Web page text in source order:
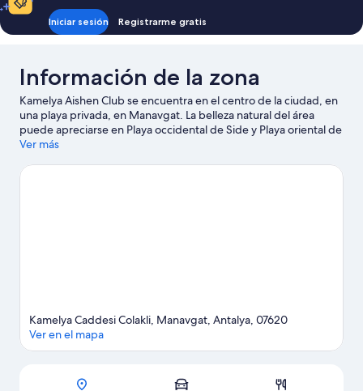
Iniciar sesión Registrarme gratis
Información de la zona
Kamelya Aishen Club se encuentra en el centro de la ciudad, en
una playa privada, en Manavgat. La belleza natural del área
puede apreciarse en Playa occidental de Side y Playa oriental de
Side.Visitar nuestra guía de viaje de Side
Ver más
Mapa
Kamelya Caddesi Colakli, Manavgat, Antalya, 07620
Ver en el mapa